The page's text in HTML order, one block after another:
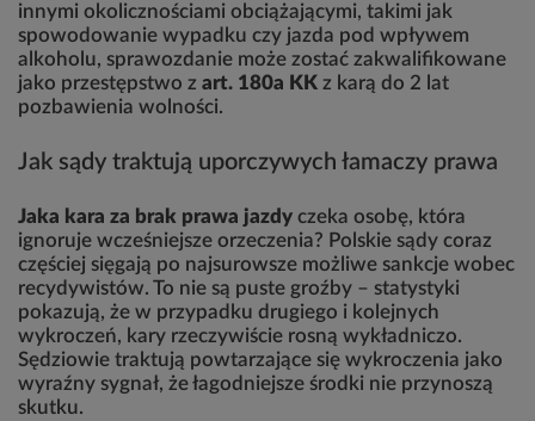
innymi okolicznościami obciążającymi, takimi jak
spowodowanie wypadku czy jazda pod wpływem
alkoholu, sprawozdanie może zostać zakwalifikowane
jako przestępstwo z art. 180a KK z karą do 2 lat
pozbawienia wolności.
Jak sądy traktują uporczywych łamaczy prawa
Jaka kara za brak prawa jazdy czeka osobę, która
ignoruje wcześniejsze orzeczenia? Polskie sądy coraz
częściej sięgają po najsurowsze możliwe sankcje wobec
recydywistów. To nie są puste groźby – statystyki
pokazują, że w przypadku drugiego i kolejnych
wykroczeń, kary rzeczywiście rosną wykładniczo.
Sędziowie traktują powtarzające się wykroczenia jako
wyraźny sygnał, że łagodniejsze środki nie przynoszą
skutku.